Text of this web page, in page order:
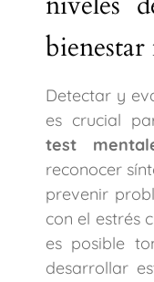
Detectar y
es crucial
test
reconocer
prevenir
con el estrés
es posible
desarrollar